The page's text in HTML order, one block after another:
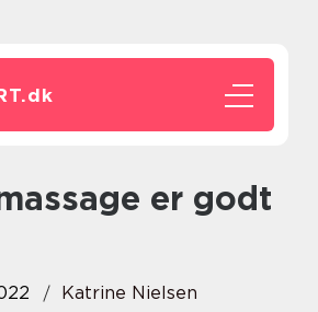
dk
Katrine Nielsen